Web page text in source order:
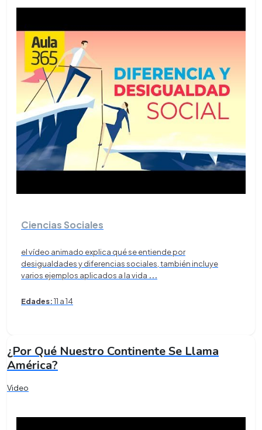
Ciencias Sociales
el vídeo animado explica qué se entiende por
desigualdades y diferencias sociales, también incluye
varios ejemplos aplicados a la vida ...
Edades:11 a 14
¿Por Qué Nuestro Continente Se Llama
América?
Video